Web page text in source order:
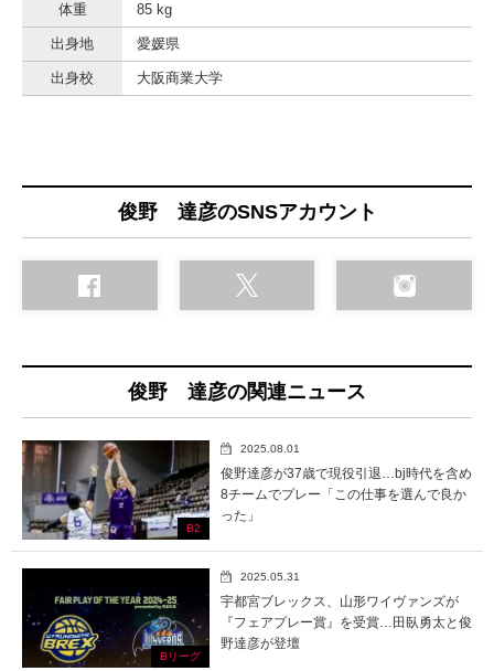
体重 85 kg
出身地 愛媛県
出身校 大阪商業大学
俊野 達彦のSNSアカウント
俊野 達彦の関連ニュース
B2
2025.08.01
俊野達彦が37歳で現役引退…bj時代を含め
8チームでプレー「この仕事を選んで良か
った」
Bリーグ
2025.05.31
宇都宮ブレックス、山形ワイヴァンズが
『フェアプレー賞』を受賞…田臥勇太と俊
野達彦が登壇